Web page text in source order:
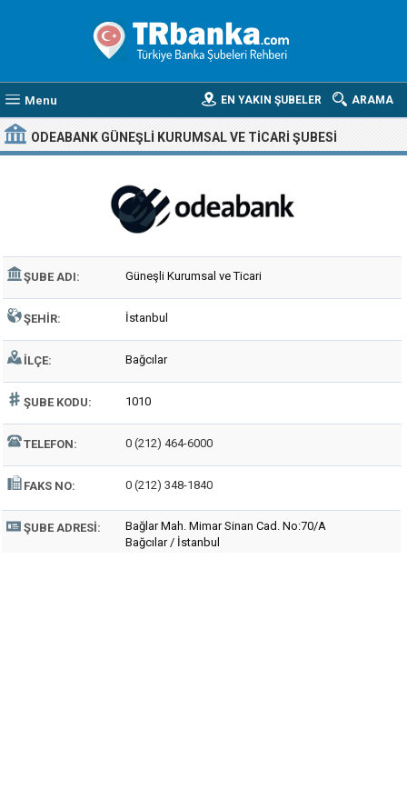
Menu ARAMA
EN YAKIN ŞUBELER
ODEABANK GÜNEŞLI KURUMSAL VE TICARI ŞUBESI
ŞUBE ADI: Güneşli Kurumsal ve Ticari
ŞEHIR: İstanbul
İLÇE: Bağcılar
ŞUBE KODU: 1010
TELEFON: 0 (212) 464-6000
FAKS NO: 0 (212) 348-1840
ŞUBE ADRESI:
Bağlar Mah. Mimar Sinan Cad. No:70/A
Bağcılar / İstanbul